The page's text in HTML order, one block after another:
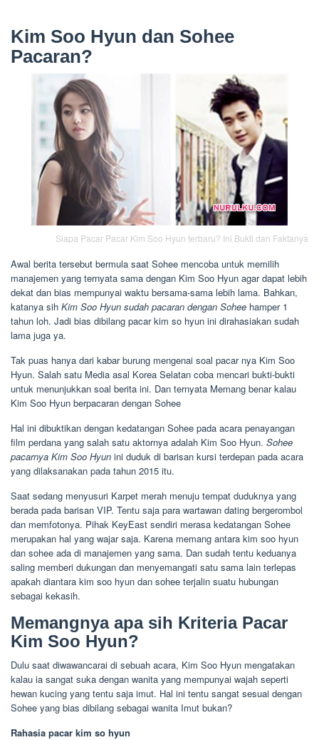
Kim Soo Hyun dan Sohee
Pacaran?
Siapa Pacar Pacar Kim Soo Hyun terbaru? Ini Bukti dan Faktanya
Awal berita tersebut bermula saat Sohee mencoba untuk memilih
manajemen yang ternyata sama dengan Kim Soo Hyun agar dapat lebih
dekat dan bias mempunyai waktu bersama-sama lebih lama. Bahkan,
katanya sih Kim Soo Hyun sudah pacaran dengan Sohee hamper 1
tahun loh. Jadi bias dibilang pacar kim so hyun ini dirahasiakan sudah
lama juga ya.
Tak puas hanya dari kabar burung mengenai soal pacar nya Kim Soo
Hyun. Salah satu Media asal Korea Selatan coba mencari bukti-bukti
untuk menunjukkan soal berita ini. Dan ternyata Memang benar kalau
Kim Soo Hyun berpacaran dengan Sohee
Hal ini dibuktikan dengan kedatangan Sohee pada acara penayangan
film perdana yang salah satu aktornya adalah Kim Soo Hyun. Sohee
pacarnya Kim Soo Hyun ini duduk di barisan kursi terdepan pada acara
yang dilaksanakan pada tahun 2015 itu.
Saat sedang menyusuri Karpet merah menuju tempat duduknya yang
berada pada barisan VIP. Tentu saja para wartawan dating bergerombol
dan memfotonya. Pihak KeyEast sendiri merasa kedatangan Sohee
merupakan hal yang wajar saja. Karena memang antara kim soo hyun
dan sohee ada di manajemen yang sama. Dan sudah tentu keduanya
saling memberi dukungan dan menyemangati satu sama lain terlepas
apakah diantara kim soo hyun dan sohee terjalin suatu hubungan
sebagai kekasih.
Memangnya apa sih Kriteria Pacar
Kim Soo Hyun?
Dulu saat diwawancarai di sebuah acara, Kim Soo Hyun mengatakan
kalau ia sangat suka dengan wanita yang mempunyai wajah seperti
hewan kucing yang tentu saja imut. Hal ini tentu sangat sesuai dengan
Sohee yang bias dibilang sebagai wanita Imut bukan?
Rahasia pacar kim so hyun